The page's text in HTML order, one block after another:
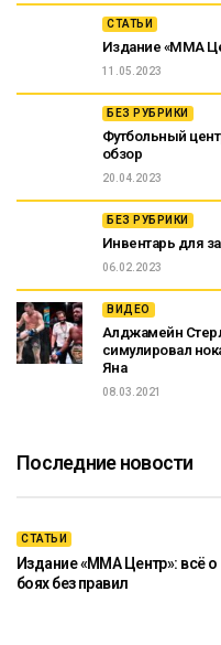
СТАТЬИ
Издание «ММА
11.05.2023
БЕЗ РУБРИКИ
Футбольный
обзор
20.04.2023
БЕЗ РУБРИКИ
Инвентарь для
06.02.2023
ВИДЕО
Алджамейн
симулировал
Яна
08.03.2021
Последние новости
СТАТЬИ
Издание «ММА Центр»: всё о
боях без правил